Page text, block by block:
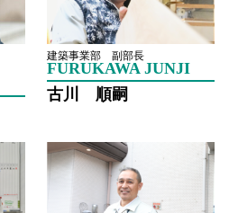
建築事業部 副部長
FURUKAWA JUNJI
古川 順嗣